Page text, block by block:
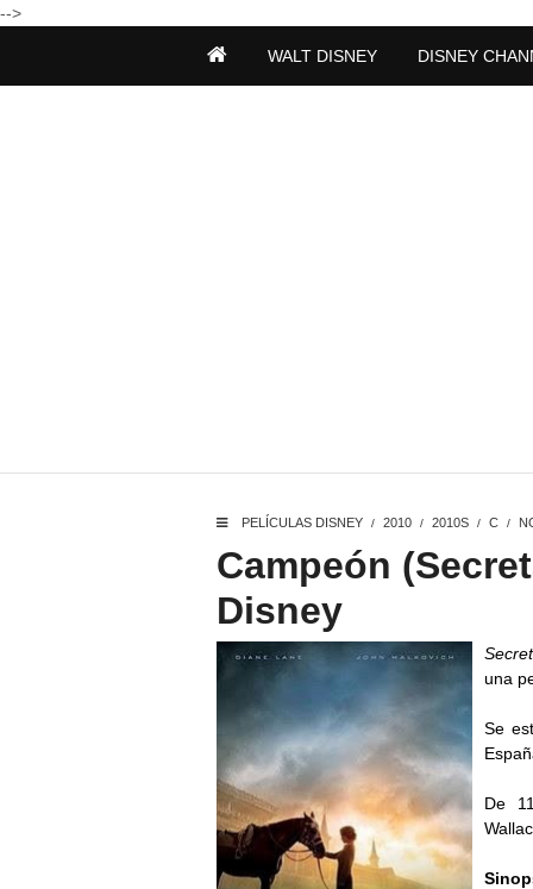
-->
WALT DISNEY DISNEY
PELÍCULAS DISNEY / 2010 / 2010S / C /
Campeón
Disney
una
Se
De